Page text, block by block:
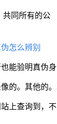
共同所有的公
怎么辨别
能验明真伪
的。其他的
上查询到，